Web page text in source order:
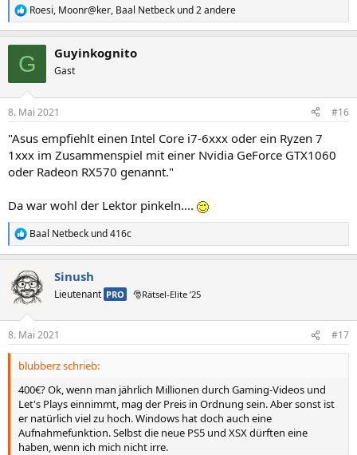
R
e
e
:
Roesi, Moonr@ker, Baal Netbeck und 2 andere
G Guyinkognito
Gast
8. Mai 2021 #16
"Asus empfiehlt einen Intel Core i7-6xxx oder ein Ryzen 7
1xxx im Zusammenspiel mit einer Nvidia GeForce GTX1060
oder Radeon RX570 genannt."
Da war wohl der Lektor pinkeln....
R
e
k
t
i
e
n
Baal Netbeck und416c
Sinush
Lieutenant PRO 🎅Rätsel-Elite ’25
8. Mai 2021 #17
blubberz schrieb:
400€? Ok, wenn man jährlich Millionen durch Gaming-Videos und
Let's Plays einnimmt, mag der Preis in Ordnung sein. Aber sonst ist
er natürlich viel zu hoch. Windows hat doch auch eine
Aufnahmefunktion. Selbst die neue PS5 und XSX dürften eine
haben, wenn ich mich nicht irre.